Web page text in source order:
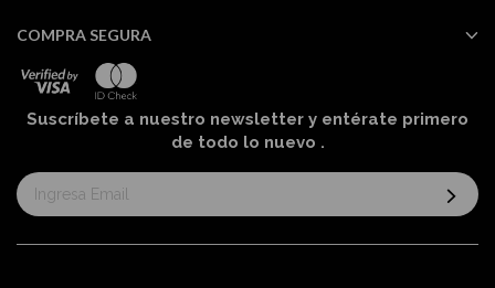
COMPRA SEGURA
Suscríbete a nuestro newsletter y entérate primero
de todo lo nuevo .
Suscríbase
al
informativo: